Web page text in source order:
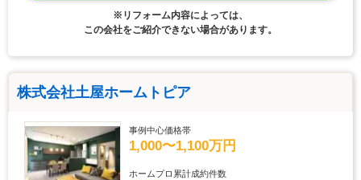
※リフォーム内容によっては、
この会社をご紹介できない場合があります。
株式会社土屋ホームトピア
事例中心価格帯
1,000〜1,100万円
ホームプロ累計成約件数